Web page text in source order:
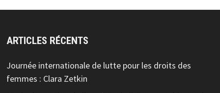
ARTICLES RÉCENTS
Journée internationale de lutte pour les droits des
femmes : Clara Zetkin